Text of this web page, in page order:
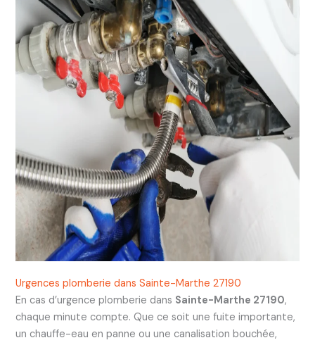
Urgences plomberie dans Sainte-Marthe 27190
En cas d’urgence plomberie dans Sainte-Marthe 27190,
chaque minute compte. Que ce soit une fuite importante,
un chauffe-eau en panne ou une canalisation bouchée,